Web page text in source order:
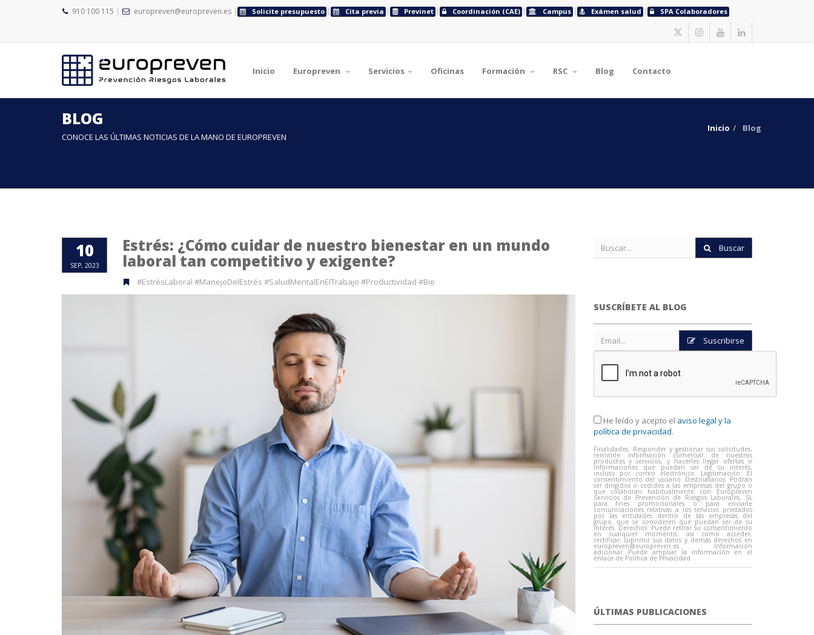
910 100 115 europreven@europreven.es Solicite presupuesto Cita previa Previnet Coordinación (CAE) Campus Exámen salud SPA Colaboradores
Inicio Europreven Servicios Oficinas Formación RSC Blog Contacto
BLOG
CONOCE LAS ÚLTIMAS NOTICIAS DE LA MANO DE EUROPREVEN
Inicio Blog
10
SEP, 2023
Estrés: ¿Cómo cuidar de nuestro bienestar en un mundo
laboral tan competitivo y exigente?
#EstrésLaboral #ManejoDelEstrés #SaludMentalEnElTrabajo #Productividad #Bie
Buscar
SUSCRÍBETE AL BLOG
Suscribirse
He leído y acepto el aviso legal y la
política de privacidad.
Finalidades: Responder y gestionar sus solicitudes,
remitirle información comercial de nuestros
productos y servicios, y hacerles llegar ofertas o
informaciones que puedan ser de su interés,
incluso por correo electrónico. Legitimación: El
consentimiento del usuario. Destinatarios: Podrán
ser dirigidos o cedidos a las empresas del grupo o
que colaboran habitualmente con Europreven
Servicios de Prevención de Riesgos Laborales, SL
para fines promocionales o para enviarle
comunicaciones relativas a los servicios prestados
por las entidades dentro de las empresas del
grupo, que se consideren que puedan ser de su
interés. Derechos: Puede retirar su consentimiento
en cualquier momento, así como acceder,
rectificar, suprimir sus datos y demás derechos en
europreven@europreven.es. Información
adicional: Puede ampliar la información en el
enlace de Política de Privacidad.
ÚLTIMAS PUBLICACIONES